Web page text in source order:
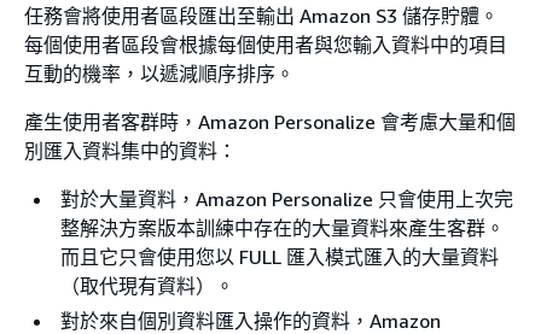
任務會將使用者區段匯出至輸出 Amazon S3 儲存貯體。
每個使用者區段會根據每個使用者與您輸入資料中的項目
互動的機率，以遞減順序排序。
產生使用者客群時，Amazon Personalize 會考慮大量和個
別匯入資料集中的資料：
對於大量資料，Amazon Personalize 只會使用上次完
整解決方案版本訓練中存在的大量資料來產生客群。
而且它只會使用您以 FULL 匯入模式匯入的大量資料
（取代現有資料）。
對於來自個別資料匯入操作的資料，Amazon